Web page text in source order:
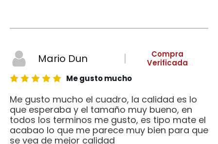
Mario Dun
Compra
Verificada
Me gusto mucho
Me gusto mucho el cuadro, la calidad es lo
que esperaba y el tamaño muy bueno, en
todos los terminos me gusto, es tipo mate el
acabao lo que me parece muy bien para que
se vea de mejor calidad